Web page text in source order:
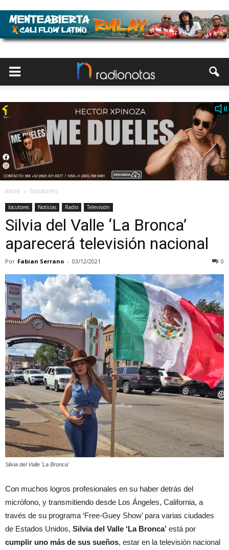
Inicio locutores
locutores Noticias Radio Televisión
Silvia del Valle ‘La Bronca’
aparecerá televisión nacional
Por Fabian Serrano - 03/12/2021 0
Silvia del Valle 'La Bronca'
Con muchos logros profesionales en su haber detrás del
micrófono, y transmitiendo desde Los Ángeles, California, a
través de su programa ‘Free-Guey Show’ para varias ciudades
de Estados Unidos, Silvia del Valle ‘La Bronca’ está por
cumplir uno más de sus sueños, estar en la televisión nacional